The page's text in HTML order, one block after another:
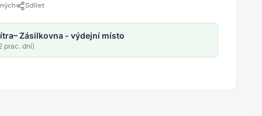
Sdílet
– Zásilkovna - výdejní místo
prac. dní)